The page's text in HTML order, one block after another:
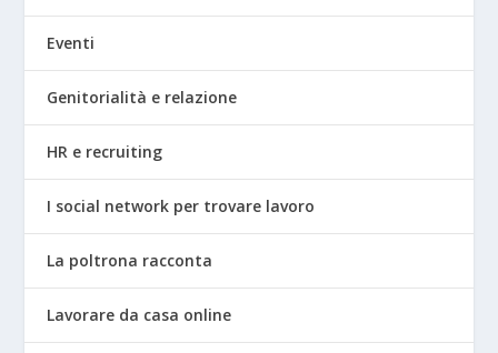
Eventi
Genitorialità e relazione
HR e recruiting
I social network per trovare lavoro
La poltrona racconta
Lavorare da casa online